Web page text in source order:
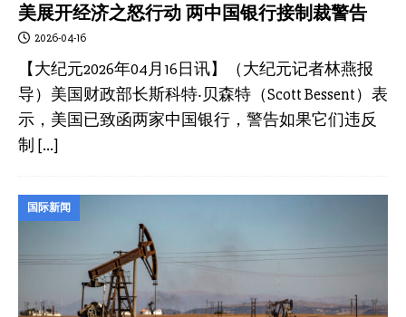
美展开经济之怒行动 两中国银行接制裁警告
2026-04-16
【大纪元2026年04月16日讯】（大纪元记者林燕报
导）美国财政部长斯科特‧贝森特（Scott Bessent）表
示，美国已致函两家中国银行，警告如果它们违反
制 […]
国际新闻